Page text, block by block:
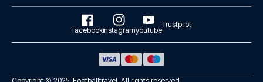
facebookinstagramyoutube
Trustpilot